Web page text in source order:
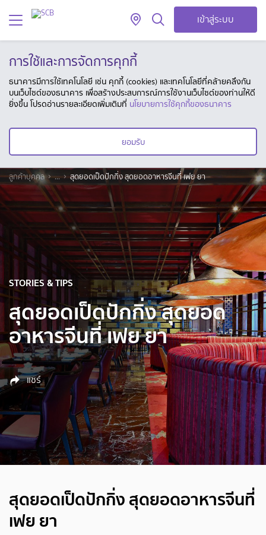
เข้าสู่ระบบ
การใช้และการจัดการคุกกี้
ธนาคารมีการใช้เทคโนโลยี เช่น คุกกี้ (cookies) และเทคโนโลยีที่คล้ายคลึงกัน
บนเว็บไซต์ของธนาคาร เพื่อสร้างประสบการณ์การใช้งานเว็บไซต์ของท่านให้ดี
ยิ่งขึ้น โปรดอ่านรายละเอียดเพิ่มเติมที่ นโยบายการใช้คุกกี้ของธนาคาร
ยอมรับ
ลูกค้าบุคคล ... สุดยอดเป็ดปักกิ่ง สุดยอดอาหารจีนที่ เฟย ยา
STORIES & TIPS
สุดยอดเป็ดปักกิ่ง สุดยอด
อาหารจีนที่ เฟย ยา
แชร์
สุดยอดเป็ดปักกิ่ง สุดยอดอาหารจีนที่
เฟย ยา